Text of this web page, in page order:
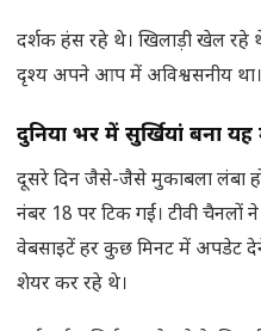
दर्शक हंस रहे थे। खिलाड़ी खेल रहे
दृश्य अपने आप में अविश्वसनीय था।
दुनिया भर में सुर्खियां बना
दूसरे दिन जैसे-जैसे मुकाबला लंबा
नंबर 18 पर टिक गईं। टीवी चैनलों
वेबसाइटें हर कुछ मिनट में अपडेट
शेयर कर रहे थे।